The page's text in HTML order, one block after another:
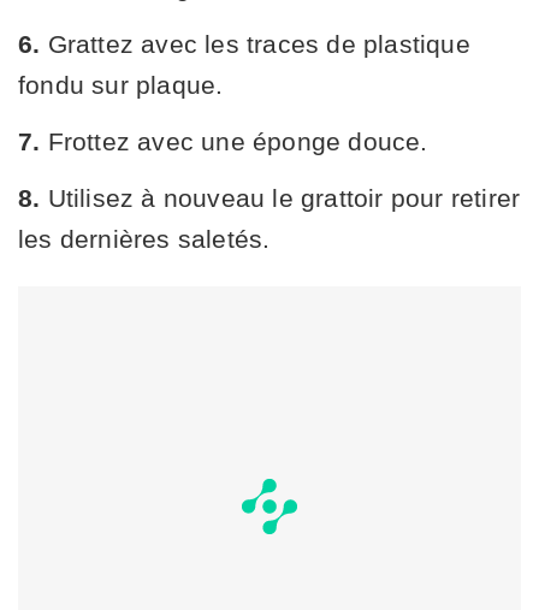
6. Grattez avec les traces de plastique
fondu sur plaque.
7. Frottez avec une éponge douce.
8. Utilisez à nouveau le grattoir pour retirer
les dernières saletés.